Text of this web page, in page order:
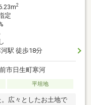
2
定
駅 徒歩18分
市日生町寒河
平坦地
広々としたお土地で